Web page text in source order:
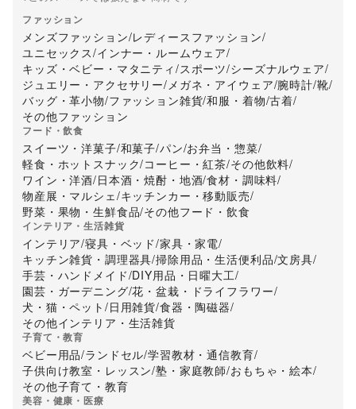
ファッション
メンズファッション/レディースファッション/
ユニセックス/インナー・ルームウェア/
キッズ・ベビー・マタニティ /スポーツ/シーズナルウェア/
ジュエリー・アクセサリー/メガネ・アイウェア/腕時計/靴/
バッグ・革小物/ファッション雑貨/和服・着物/古着/
その他ファッション
フード・飲食
スイーツ・洋菓子/和菓子/パン/お弁当・惣菜/
軽食・ホットスナック/コーヒー・紅茶/その他飲料/
ワイン・洋酒/日本酒・焼酎・地酒/食材・調味料/
物産展・マルシェ/キッチンカー・移動販売/
野菜・果物・生鮮食品/その他フード・飲食
インテリア・生活雑貨
インテリア/寝具・ベッド/家具・家電/
キッチン雑貨・調理器具/掃除用品・生活便利品/文房具/
手芸・ハンドメイド/DIY用品・日曜大工/
園芸・ガーデニング/花・盆栽・ドライフラワー/
犬・猫・ペット /日用雑貨/食器・陶磁器/
その他インテリア・生活雑貨
子育て・教育
ベビー用品/ランドセル/学習教材・通信教育/
子供向け教室・レッスン/塾・家庭教師/おもちゃ・絵本/
その他子育て・教育
美容・健康・医療